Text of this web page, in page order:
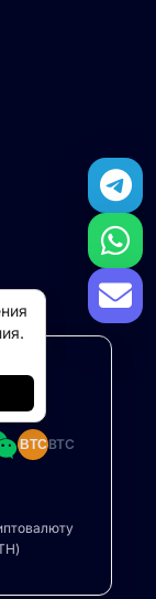
BTCBTC
10GB-$5